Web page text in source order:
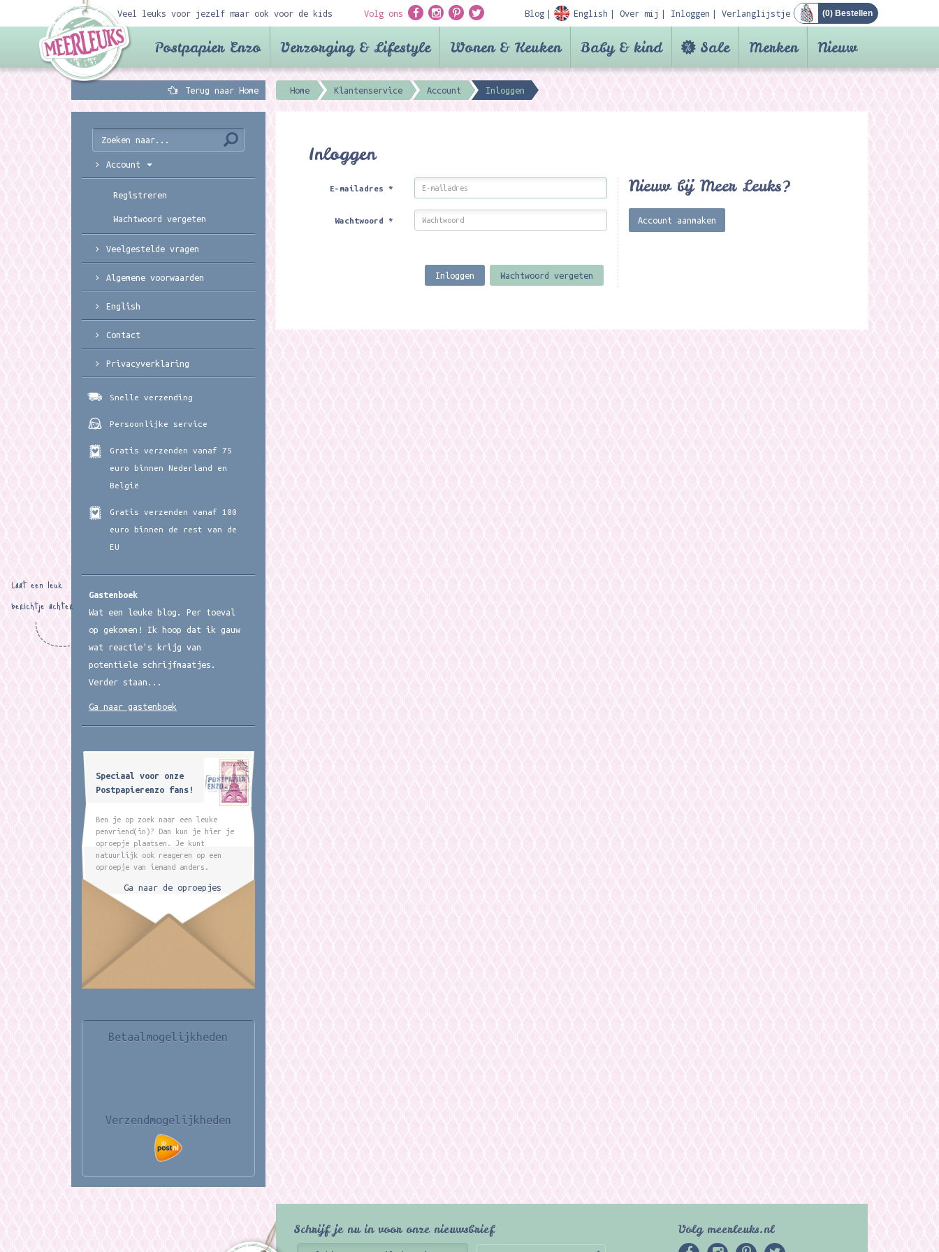
Veel leuks voor jezelf maar ook voor de kids Volg ons Blog English Over mij Inloggen Verlanglijstje (0) Bestellen
Postpapier Enzo Verzorging & Lifestyle Wonen & Keuken Baby & kind Sale Merken Nieuw
Terug naar Home Home Klantenservice Account Inloggen
Inloggen
E-mailadres*
Wachtwoord*
Inloggen Wachtwoord vergeten
Nieuw bij Meer Leuks?
Account aanmaken
Account
Registreren
Wachtwoord vergeten
Veelgestelde vragen
Algemene voorwaarden
English
Contact
Privacyverklaring
Snelle verzending
Persoonlijke service
Gratis verzenden vanaf 75
euro binnen Nederland en
België
Gratis verzenden vanaf 100
euro binnen de rest van de
EU
Gastenboek
Wat een leuke blog. Per toeval
op gekomen! Ik hoop dat ik gauw
wat reactie's krijg van
potentiele schrijfmaatjes.
Verder staan...
Laat een leuk
berichtje achter
Ga naar gastenboek
Speciaal voor onze
Postpapierenzo fans!
Ben je op zoek naar een leuke
penvriend(in)? Dan kun je hier je
oproepje plaatsen. Je kunt
natuurlijk ook reageren op een
oproepje van iemand anders.
Ga naar de oproepjes
Betaalmogelijkheden
Verzendmogelijkheden
Schrijf je nu in voor onze nieuwsbrief Volg meerleuks.nl